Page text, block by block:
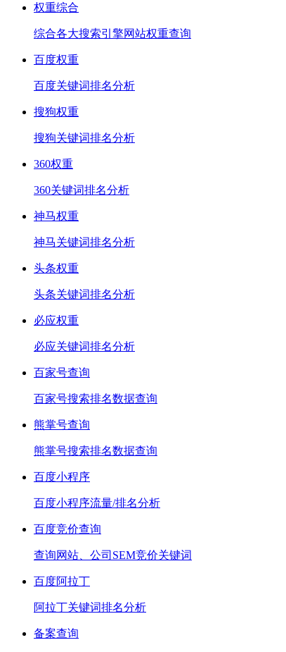
权重综合
综合各大搜索引擎网站权重查询
百度权重
百度关键词排名分析
搜狗权重
搜狗关键词排名分析
360权重
360关键词排名分析
神马权重
神马关键词排名分析
头条权重
头条关键词排名分析
必应权重
必应关键词排名分析
百家号查询
百家号搜索排名数据查询
熊掌号查询
熊掌号搜索排名数据查询
百度小程序
百度小程序流量/排名分析
百度竞价查询
查询网站、公司SEM竞价关键词
百度阿拉丁
阿拉丁关键词排名分析
备案查询